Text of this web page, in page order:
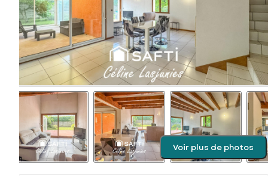
Voir plus de photos